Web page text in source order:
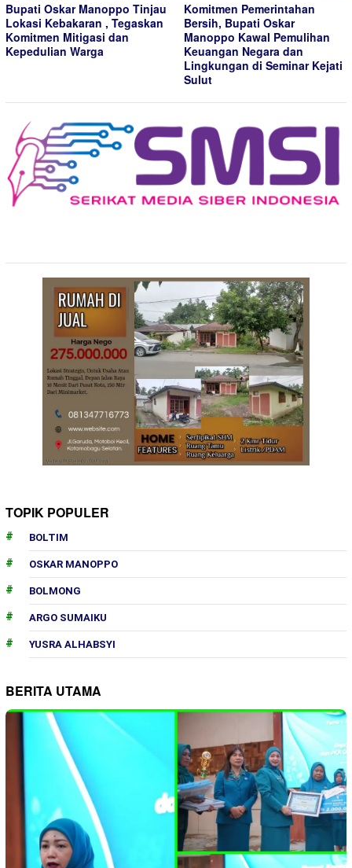
Bupati Oskar Manoppo Tinjau
Lokasi Kebakaran , Tegaskan
Komitmen Mitigasi dan
Kepedulian Warga
Komitmen Pemerintahan
Bersih, Bupati Oskar
Manoppo Kawal Pemulihan
Keuangan Negara dan
Lingkungan di Seminar Kejati
Sulut
TOPIK POPULER
BOLTIM
OSKAR MANOPPO
BOLMONG
ARGO SUMAIKU
YUSRA ALHABSYI
BERITA UTAMA